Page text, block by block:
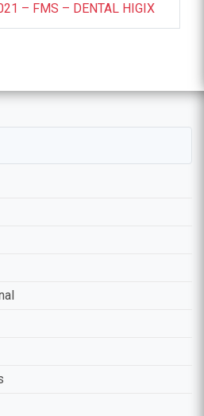
– FMS – DENTAL HIGIX